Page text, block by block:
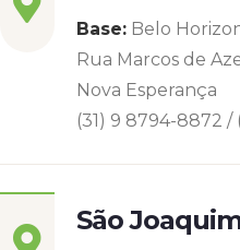
Base: Belo
Rua Marcos de
Nova Esperança
(31) 9 8794-8872 /
São